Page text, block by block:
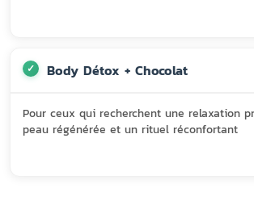
Body Détox + Chocolat
Pour ceux qui recherchent une relaxation
peau régénérée et un rituel réconfortant